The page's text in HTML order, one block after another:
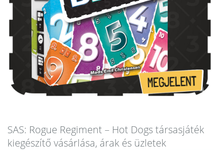
SAS: Rogue Regiment – Hot Dogs társasjáték
kiegészítő vásárlása, árak és üzletek